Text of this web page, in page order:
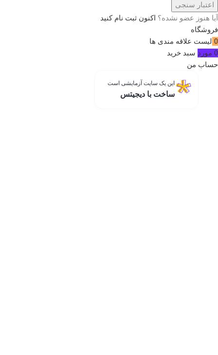
اعتبار سنجی
آیا هنوز عضو نشده؟ اکنون ثبت نام کنید
این یک سایت آزمایشی است
ساخت با دیجیتس
فروشگاه
0 لیست علاقه مندی ها
0 مورد سبد خرید
حساب من